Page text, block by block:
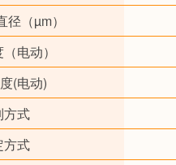
（µm）
电动）
(电动)
方式
方式